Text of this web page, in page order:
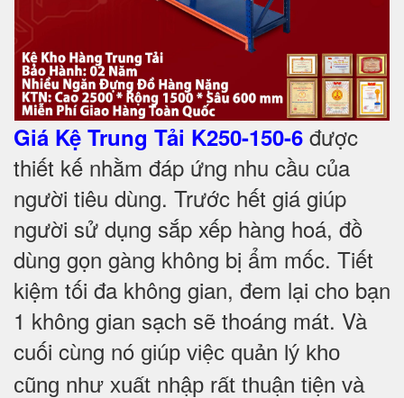
Giá Kệ Trung Tải K250-150-6 được
thiết kế nhằm đáp ứng nhu cầu của
người tiêu dùng. Trước hết giá giúp
người sử dụng sắp xếp hàng hoá, đồ
dùng gọn gàng không bị ẩm mốc. Tiết
kiệm tối đa không gian, đem lại cho bạn
1 không gian sạch sẽ thoáng mát. Và
cuối cùng nó giúp việc quản lý kho
cũng như xuất nhập rất thuận tiện và